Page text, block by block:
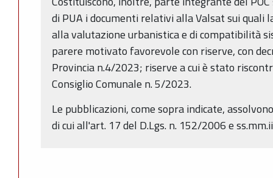
di PUA i documenti relativi alla Valsat sui quali
alla valutazione urbanistica e di compatibilità
parere motivato favorevole con riserve, con
Provincia n.4/2023; riserve a cui è stato
Consiglio Comunale n. 5/2023.
Le pubblicazioni, come sopra indicate,
di cui all'art. 17 del D.Lgs. n. 152/2006 e